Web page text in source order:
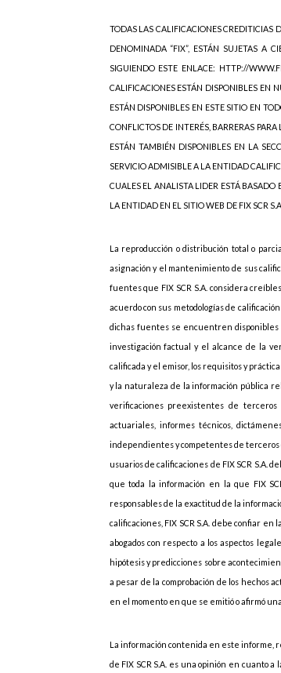
TODAS LAS CALIFICACIONES
DENOMINADA “FIX”, ESTÁN SUJETAS A
SIGUIENDO ESTE ENLACE: HTTP://
CALIFICACIONES ESTÁN DISPONIBLES EN
ESTÁN DISPONIBLES EN ESTE SITIO EN
CONFLICTOS DE INTERÉS, BARRERAS
ESTÁN TAMBIÉN DISPONIBLES EN LA
SERVICIO ADMISIBLE A LA ENTIDAD
CUALES EL ANALISTA LIDER ESTÁ
LA ENTIDAD EN EL SITIO WEB DE FIX SCR S.A.
La reproducción o distribución total o
asignación y el mantenimiento de sus
fuentes que FIX SCR S.A. considera
acuerdo con sus metodologías de
dichas fuentes se encuentren disponibles
investigación factual y el alcance de la
calificada y el emisor, los requisitos y
y la naturaleza de la información pública
verificaciones preexistentes de terceros
actuariales, informes técnicos,
independientes y competentes de terceros
usuarios de calificaciones de FIX SCR
que toda la información en la que FIX
responsables de la exactitud de la
calificaciones, FIX SCR S.A. debe confiar
abogados con respecto a los aspectos
hipótesis y predicciones sobre
a pesar de la comprobación de los hechos
en el momento en que se emitió o afirmó
La información contenida en este informe,
de FIX SCR S.A. es una opinión en cuanto